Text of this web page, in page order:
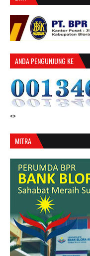
ANDA PENGUNJUNG KE
<>
MITRA